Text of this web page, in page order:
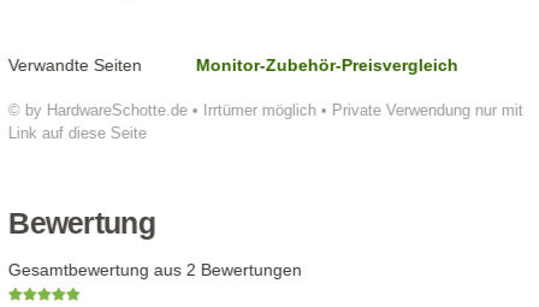
© by HardwareSchotte.de • Irrtümer möglich • Private Verwendung nur mit
Link auf diese Seite
Verwandte Seiten Monitor-Zubehör-Preisvergleich
Bewertung
Gesamtbewertung aus 2 Bewertungen